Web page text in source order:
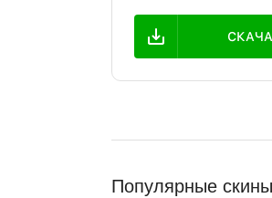
Популярные скины